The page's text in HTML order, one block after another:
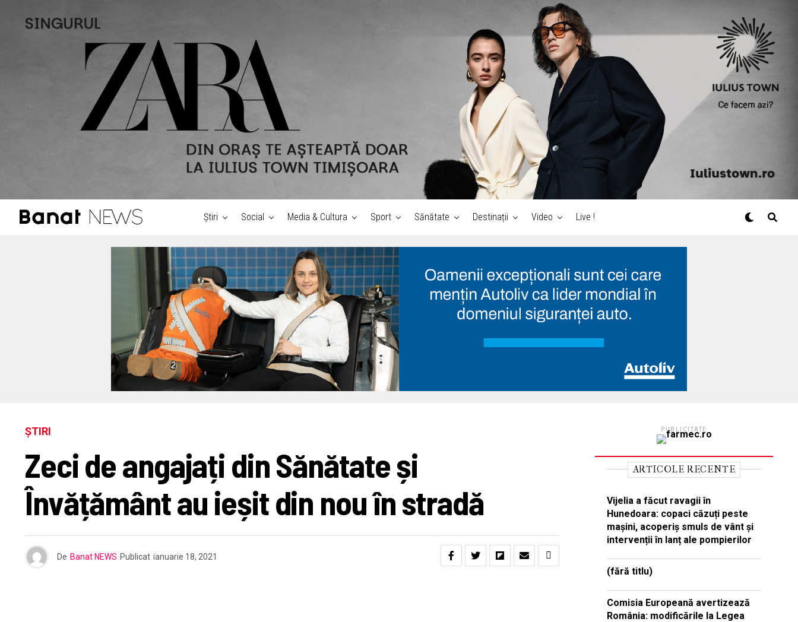
Știri Social Media & Cultura Sport Sănătate Destinații Video Live !
ȘTIRI
Zeci de angajați din Sănătate și
Învățământ au ieșit din nou în stradă
De Banat NEWS Publicat ianuarie 18, 2021
PUBLICITATE
ARTICOLE RECENTE
Vijelia a făcut ravagii în
Hunedoara: copaci căzuți peste
mașini, acoperiș smuls de vânt și
intervenții în lanț ale pompierilor
(fără titlu)
Comisia Europeană avertizează
România: modificările la Legea